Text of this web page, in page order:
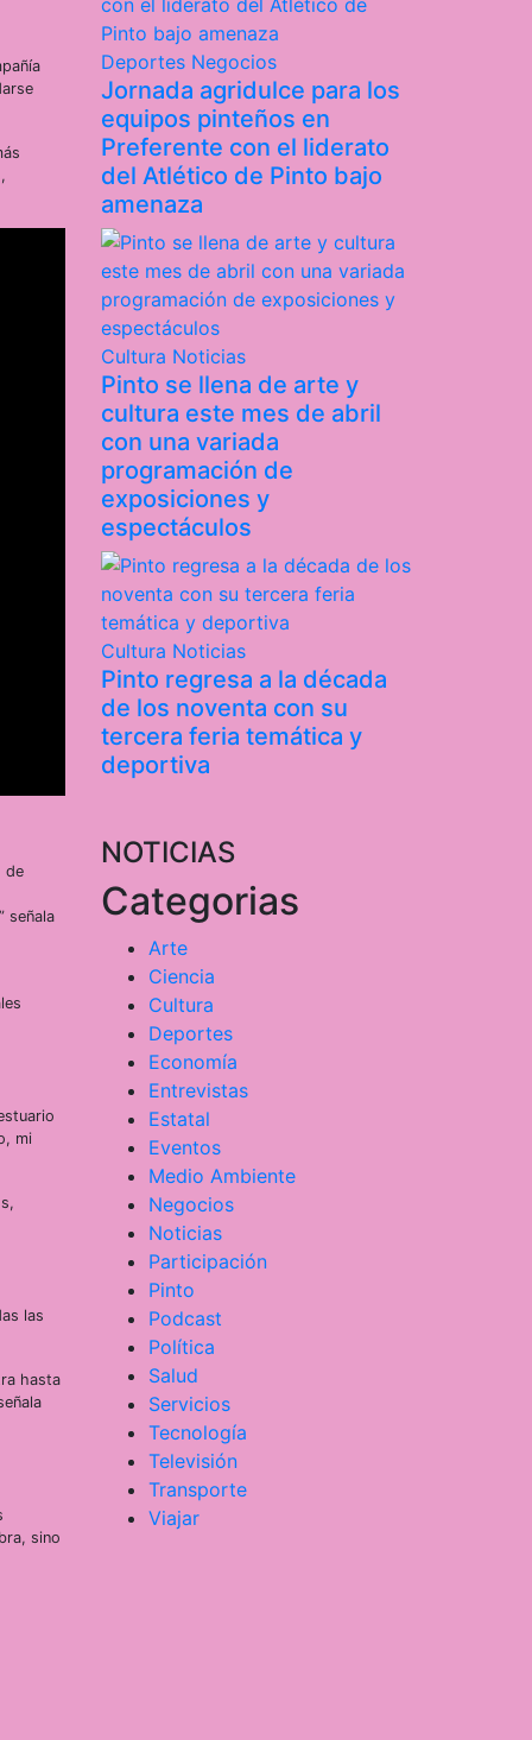
de
señala
mi
las
hasta
sino
Deportes Negocios
Jornada agridulce para los
equipos pinteños en
Preferente con el liderato
del Atlético de Pinto bajo
amenaza
Cultura Noticias
Pinto se llena de arte y
cultura este mes de abril
con una variada
programación de
exposiciones y
espectáculos
Cultura Noticias
Pinto regresa a la década
de los noventa con su
tercera feria temática y
deportiva
NOTICIAS
Categorias
Arte
Ciencia
Cultura
Deportes
Economía
Entrevistas
Estatal
Eventos
Medio Ambiente
Negocios
Noticias
Participación
Pinto
Podcast
Política
Salud
Servicios
Tecnología
Televisión
Transporte
Viajar